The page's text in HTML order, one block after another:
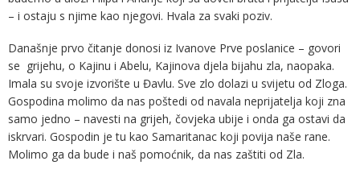
– i ostaju s njime kao njegovi. Hvala za svaki poziv.
Današnje prvo čitanje donosi iz Ivanove Prve poslanice – govori
se grijehu, o Kajinu i Abelu, Kajinova djela bijahu zla, naopaka.
Imala su svoje izvorište u Đavlu. Sve zlo dolazi u svijetu od Zloga.
Gospodina molimo da nas poštedi od navala neprijatelja koji zna
samo jedno – navesti na grijeh, čovjeka ubije i onda ga ostavi da
iskrvari. Gospodin je tu kao Samaritanac koji povija naše rane.
Molimo ga da bude i naš pomoćnik, da nas zaštiti od Zla.